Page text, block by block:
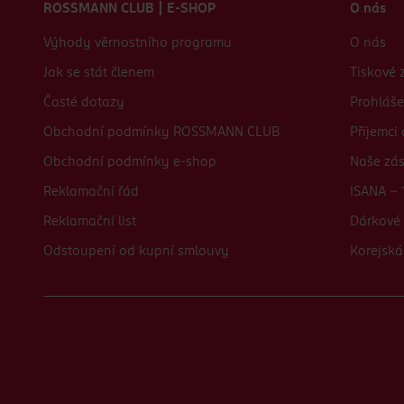
ROSSMANN CLUB | E-SHOP
Výhody věrnostního programu
Jak se stát členem
Časté dotazy
Obchodní podmínky ROSSMANN CLUB
Obchodní podmínky e-shop
Reklamační řád
Reklamační list
Odstoupení od kupní smlouvy
O nás
O nás
Tiskové
Příjemci
Naše
ISANA